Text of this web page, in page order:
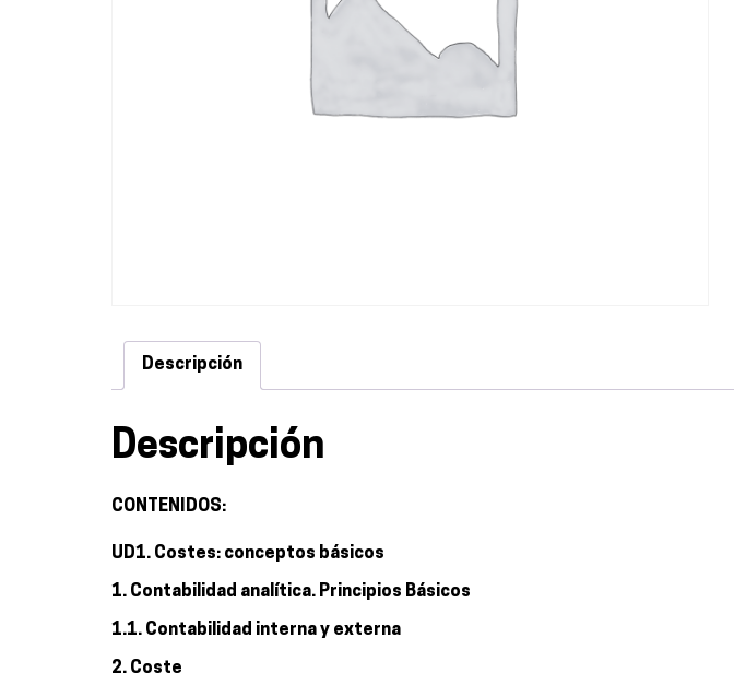
Descripción
Descripción
CONTENIDOS:
UD1. Costes: conceptos básicos
1. Contabilidad analítica. Principios Básicos
1.1. Contabilidad interna y externa
2. Coste